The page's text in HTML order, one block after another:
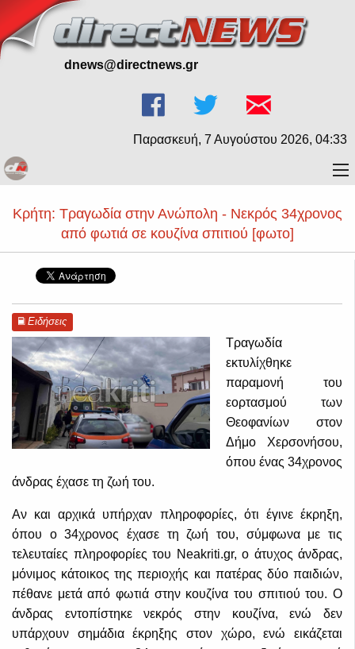
dnews@directnews.gr
Παρασκευή, 7 Αυγούστου 2026, 04:33
Κρήτη: Τραγωδία στην Ανώπολη - Νεκρός 34χρονος
από φωτιά σε κουζίνα σπιτιού [φωτο]
Ειδήσεις
Τραγωδία
εκτυλίχθηκε
παραμονή του
εορτασμού των
Θεοφανίων στον
Δήμο Χερσονήσου,
όπου ένας 34χρονος
άνδρας έχασε τη ζωή του.
Αν και αρχικά υπήρχαν πληροφορίες, ότι έγινε έκρηξη,
όπου ο 34χρονος έχασε τη ζωή του, σύμφωνα με τις
τελευταίες πληροφορίες του Neakriti.gr, ο άτυχος άνδρας,
μόνιμος κάτοικος της περιοχής και πατέρας δύο παιδιών,
πέθανε μετά από φωτιά στην κουζίνα του σπιτιού του. Ο
άνδρας εντοπίστηκε νεκρός στην κουζίνα, ενώ δεν
υπάρχουν σημάδια έκρηξης στον χώρο, ενώ εικάζεται